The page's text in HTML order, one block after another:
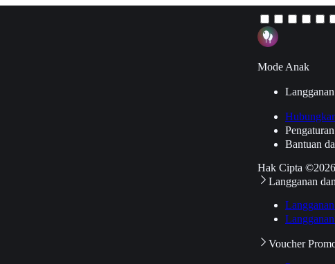
Mode Anak
Pengaturan
Bantuan
Hak Cipta
Langganan
Voucher